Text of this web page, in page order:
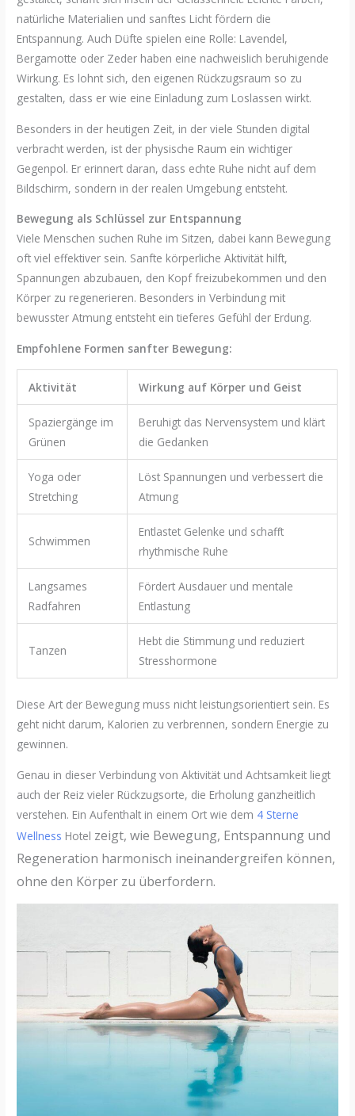
natürliche Materialien und sanftes Licht fördern die
Entspannung. Auch Düfte spielen eine Rolle: Lavendel,
Bergamotte oder Zeder haben eine nachweislich beruhigende
Wirkung. Es lohnt sich, den eigenen Rückzugsraum so zu
gestalten, dass er wie eine Einladung zum Loslassen wirkt.
Besonders in der heutigen Zeit, in der viele Stunden digital
verbracht werden, ist der physische Raum ein wichtiger
Gegenpol. Er erinnert daran, dass echte Ruhe nicht auf dem
Bildschirm, sondern in der realen Umgebung entsteht.
Bewegung als Schlüssel zur Entspannung
Viele Menschen suchen Ruhe im Sitzen, dabei kann Bewegung
oft viel effektiver sein. Sanfte körperliche Aktivität hilft,
Spannungen abzubauen, den Kopf freizubekommen und den
Körper zu regenerieren. Besonders in Verbindung mit
bewusster Atmung entsteht ein tieferes Gefühl der Erdung.
Empfohlene Formen sanfter Bewegung:
Aktivität Wirkung auf Körper und Geist
Spaziergänge im
Grünen
Beruhigt das Nervensystem und klärt
die Gedanken
Yoga oder
Stretching
Löst Spannungen und verbessert die
Atmung
Schwimmen
Entlastet Gelenke und schafft
rhythmische Ruhe
Langsames
Radfahren
Fördert Ausdauer und mentale
Entlastung
Tanzen
Hebt die Stimmung und reduziert
Stresshormone
Diese Art der Bewegung muss nicht leistungsorientiert sein. Es
geht nicht darum, Kalorien zu verbrennen, sondern Energie zu
gewinnen.
Genau in dieser Verbindung von Aktivität und Achtsamkeit liegt
auch der Reiz vieler Rückzugsorte, die Erholung ganzheitlich
verstehen. Ein Aufenthalt in einem Ort wie dem 4 Sterne
Wellness Hotel zeigt, wie Bewegung, Entspannung und
Regeneration harmonisch ineinandergreifen können,
ohne den Körper zu überfordern.